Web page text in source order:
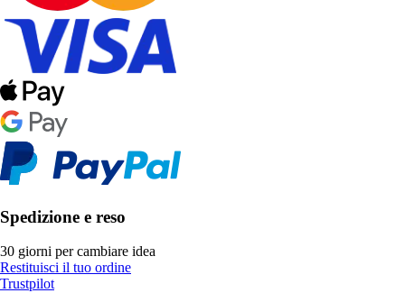
Spedizione e reso
30 giorni per cambiare idea
Restituisci il tuo ordine
Trustpilot